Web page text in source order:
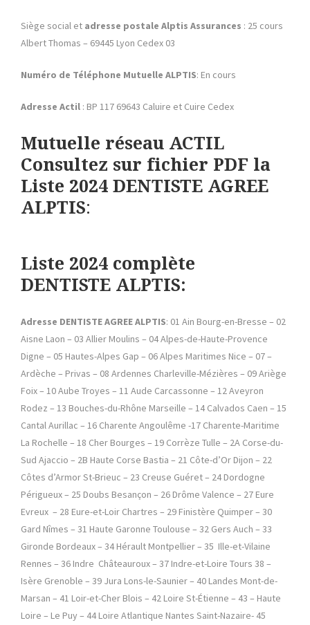
Siège social et adresse postale Alptis Assurances : 25 cours
Albert Thomas – 69445 Lyon Cedex 03
Numéro de Téléphone Mutuelle ALPTIS: En cours
Adresse Actil : BP 117 69643 Caluire et Cuire Cedex
Mutuelle réseau ACTIL
Consultez sur fichier PDF la
Liste 2024 DENTISTE AGREE
ALPTIS:
Liste 2024 complète
DENTISTE ALPTIS:
Adresse DENTISTE AGREE ALPTIS: 01 Ain Bourg-en-Bresse – 02
Aisne Laon – 03 Allier Moulins – 04 Alpes-de-Haute-Provence
Digne – 05 Hautes-Alpes Gap – 06 Alpes Maritimes Nice – 07 –
Ardèche – Privas – 08 Ardennes Charleville-Mézières – 09 Ariège
Foix – 10 Aube Troyes – 11 Aude Carcassonne – 12 Aveyron
Rodez – 13 Bouches-du-Rhône Marseille – 14 Calvados Caen – 15
Cantal Aurillac – 16 Charente Angoulême -17 Charente-Maritime
La Rochelle – 18 Cher Bourges – 19 Corrèze Tulle – 2A Corse-du-
Sud Ajaccio – 2B Haute Corse Bastia – 21 Côte-d’Or Dijon – 22
Côtes d’Armor St-Brieuc – 23 Creuse Guéret – 24 Dordogne
Périgueux – 25 Doubs Besançon – 26 Drôme Valence – 27 Eure
Evreux – 28 Eure-et-Loir Chartres – 29 Finistère Quimper – 30
Gard Nîmes – 31 Haute Garonne Toulouse – 32 Gers Auch – 33
Gironde Bordeaux – 34 Hérault Montpellier – 35 Ille-et-Vilaine
Rennes – 36 Indre Châteauroux – 37 Indre-et-Loire Tours 38 –
Isère Grenoble – 39 Jura Lons-le-Saunier – 40 Landes Mont-de-
Marsan – 41 Loir-et-Cher Blois – 42 Loire St-Étienne – 43 – Haute
Loire – Le Puy – 44 Loire Atlantique Nantes Saint-Nazaire- 45